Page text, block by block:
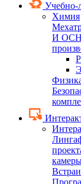
Учебно-
Химия
И